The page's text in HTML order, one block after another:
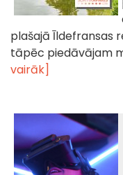
plašajā Īldefransas
tāpēc piedāvājam
vairāk]